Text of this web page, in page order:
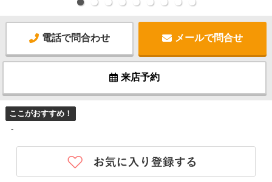
電話で問合わせ メールで問合せ
来店予約
ここがおすすめ！
-